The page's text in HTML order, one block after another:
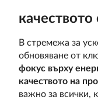
В стремежа за
обновяване от
фокус върху
качеството на
важно за всички,